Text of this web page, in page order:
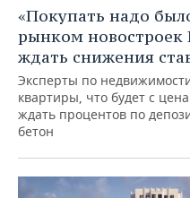
«Покупать надо
рынком новостроек
ждать снижения
Эксперты по
квартиры, что будет с
ждать процентов по
бетон